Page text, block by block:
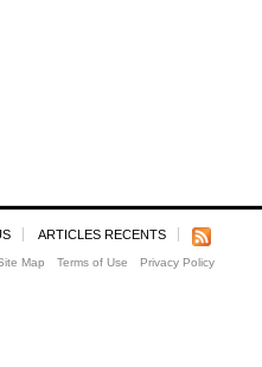
ARTICLES RECENTS
Map Terms of Use Privacy Policy